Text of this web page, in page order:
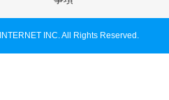
INC. All Rights Reserved.